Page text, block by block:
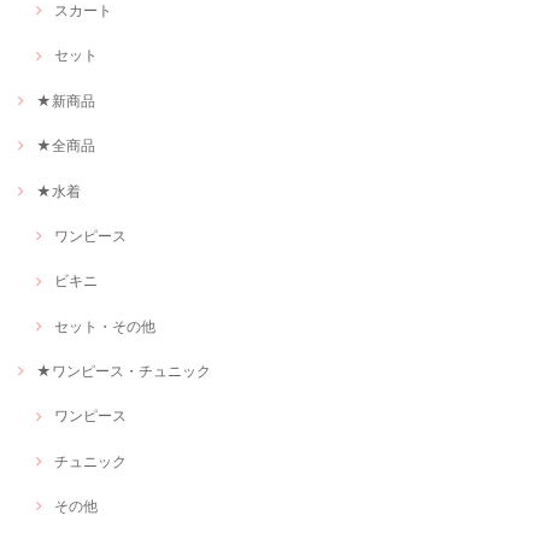
スカート
セット
★新商品
★全商品
★水着
ワンピース
ビキニ
セット・その他
★ワンピース・チュニック
ワンピース
チュニック
その他